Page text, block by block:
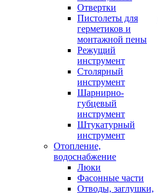
Отвертки
Пистолеты для
герметиков и
монтажной пены
Режущий
инструмент
Столярный
инструмент
Шарнирно-
губцевый
инструмент
Штукатурный
инструмент
Отопление,
водоснабжение
Люки
Фасонные части
Отводы, заглушки,